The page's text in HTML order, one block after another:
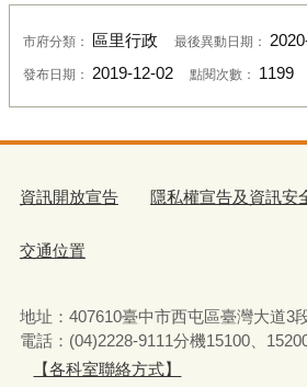
市府分類： 區里行政 最後異動日期：
發布日期： 2019-12-02 點閱次數： 1199
資訊開放宣告 隱私權宣告及資訊安
交通位置
地址：407610臺中市西屯區臺灣大道3
電話：(04)2228-9111分機15100、
【各科室聯絡方式】